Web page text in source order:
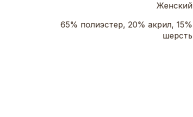
Женский
65% полиэстер, 20% акрил, 15%
шерсть